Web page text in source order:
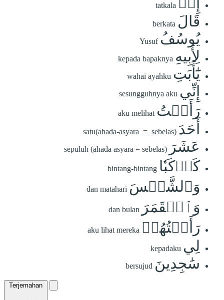
tatkala
قَالَ berkata
يُوسُفُ Yusuf
لِأَبِيهِ kepada bapaknya
يَٰٓأَبَتِ wahai ayahku
إِنِّي sesungguhnya aku
رَأَيۡتُ aku melihat
أَحَدَ satu(ahada-asyara_=_sebelas)
عَشَرَ sepuluh (ahada asyara = sebelas)
كَوۡكَبٗا bintang-bintang
وَٱلشَّمۡسَ dan matahari
وَٱلۡقَمَرَ dan bulan
رَأَيۡتُهُمۡ aku lihat mereka
لِي kepadaku
سَٰجِدِينَ bersujud
Terjemahan